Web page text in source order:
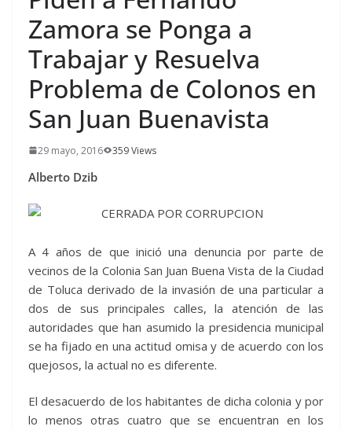
Zamora se Ponga a
Trabajar y Resuelva
Problema de Colonos en
San Juan Buenavista
29 mayo, 2016 359 Views
Alberto Dzib
A 4 años de que inició una denuncia por parte de
vecinos de la Colonia San Juan Buena Vista de la Ciudad
de Toluca derivado de la invasión de una particular a
dos de sus principales calles, la atención de las
autoridades que han asumido la presidencia municipal
se ha fijado en una actitud omisa y de acuerdo con los
quejosos, la actual no es diferente.
El desacuerdo de los habitantes de dicha colonia y por
lo menos otras cuatro que se encuentran en los